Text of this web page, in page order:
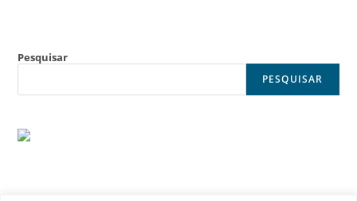
Pesquisar
PESQUISAR